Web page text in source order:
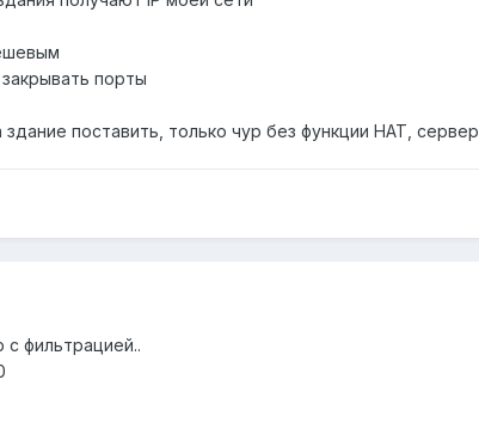
порты
поставить, только чур без функции НАТ,
фильтрацией..